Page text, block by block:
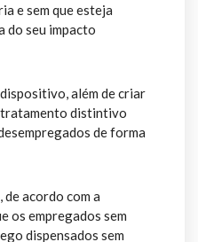
e sem que esteja
do seu impacto
além de criar
distintivo
de forma
acordo com a
os empregados sem
dispensados sem